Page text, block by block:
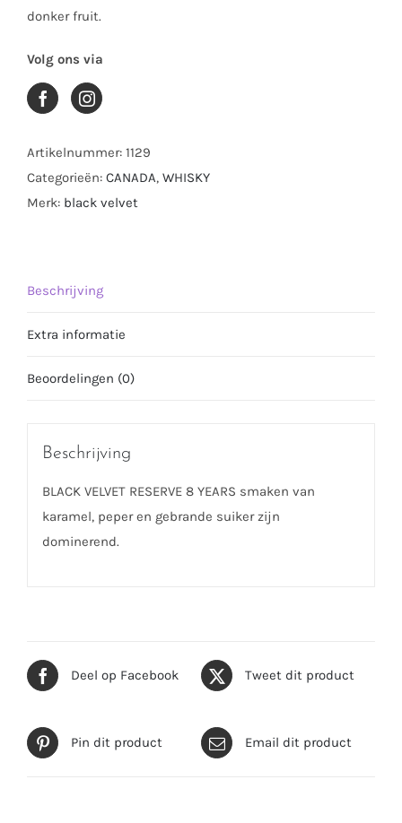
donker fruit.
Volg ons via
Artikelnummer: 1129
Categorieën: CANADA, WHISKY
Merk: black velvet
Beschrijving
Extra informatie
Beoordelingen (0)
Beschrijving
BLACK VELVET RESERVE 8 YEARS smaken van
karamel, peper en gebrande suiker zijn
dominerend.
Deel op Facebook Tweet dit product
Pin dit product Email dit product